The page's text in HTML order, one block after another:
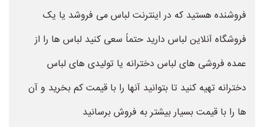
فروشنده هستید که در اینترنت لباس می فروشد یا یک
فروشگاه آنلاین لباس دارید حتماً سعی کنید لباس ها را از
عمده فروشی های لباس دخترانه یا تولیدی های لباس
دخترانه تهیه کنید تا بتوانید آنها را با قیمت کم بخرید و آن
ها را با قیمت بسیار بیشتر به فروش برسانید